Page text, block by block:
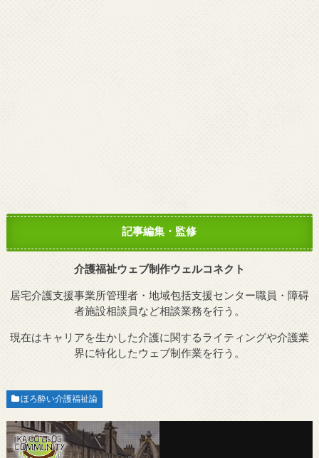
記事編集・監修
介護福祉ウェブ制作ウェルコネクト
居宅介護支援事業所管理者・地域包括支援センター職員・障碍
者施設相談員など相談業務を行う。
現在はキャリアを生かした介護に関するライティングや介護業
界に特化したウェブ制作業を行う。
ほろ酔い介護福祉論